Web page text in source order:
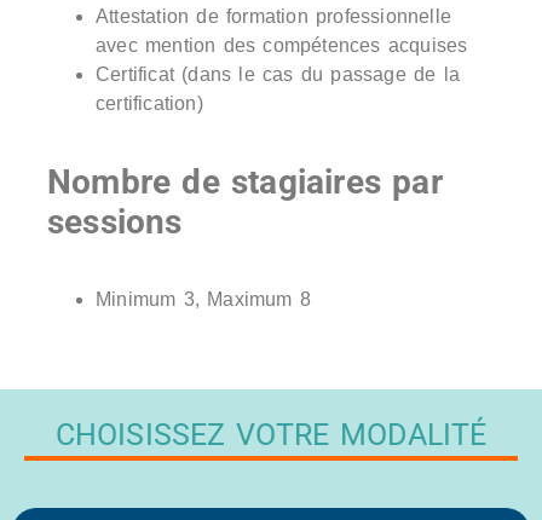
Attestation de formation professionnelle
avec mention des compétences acquises
Certificat (dans le cas du passage de la
certification)
Nombre de stagiaires par
sessions
Minimum 3, Maximum 8
CHOISISSEZ VOTRE MODALITÉ